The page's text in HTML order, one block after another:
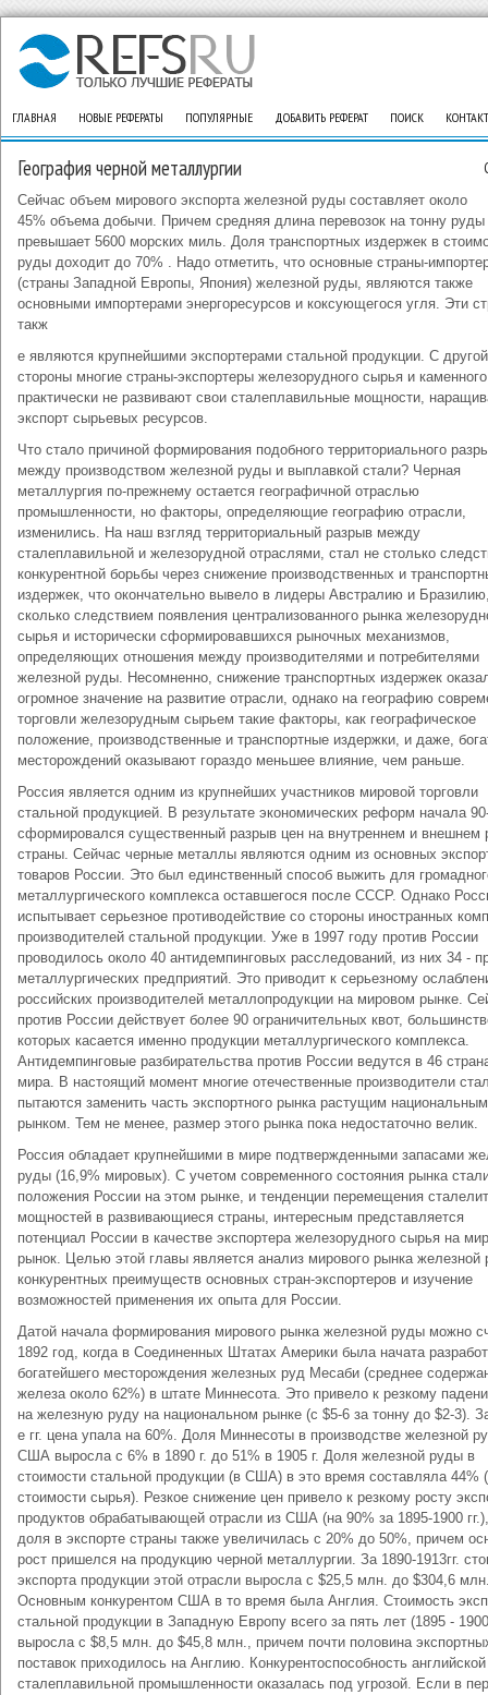
ГЛАВНАЯ НОВЫЕ РЕФЕРАТЫ ПОПУЛЯРНЫЕ ДОБАВИТЬ РЕФЕРАТ ПОИСК
География черной металлургии
Сейчас объем мирового экспорта железной руды составляет около
45% объема добычи. Причем средняя длина перевозок на тонну руды
превышает 5600 морских миль. Доля транспортных издержек в
руды доходит до 70% . Надо отметить, что основные страны-
(страны Западной Европы, Япония) железной руды, являются также
основными импортерами энергоресурсов и коксующегося угля. Эти
такж
е являются крупнейшими экспортерами стальной продукции. С другой
стороны многие страны-экспортеры железорудного сырья и
практически не развивают свои сталеплавильные мощности,
экспорт сырьевых ресурсов.
Что стало причиной формирования подобного территориального
между производством железной руды и выплавкой стали? Черная
металлургия по-прежнему остается географичной отраслью
промышленности, но факторы, определяющие географию отрасли,
изменились. На наш взгляд территориальный разрыв между
сталеплавильной и железорудной отраслями, стал не столько
конкурентной борьбы через снижение производственных и
издержек, что окончательно вывело в лидеры Австралию и
сколько следствием появления централизованного рынка
сырья и исторически сформировавшихся рыночных механизмов,
определяющих отношения между производителями и потребителями
железной руды. Несомненно, снижение транспортных издержек
огромное значение на развитие отрасли, однако на географию
торговли железорудным сырьем такие факторы, как географическое
положение, производственные и транспортные издержки, и даже,
месторождений оказывают гораздо меньшее влияние, чем раньше.
Россия является одним из крупнейших участников мировой торговли
стальной продукцией. В результате экономических реформ начала
сформировался существенный разрыв цен на внутреннем и внешнем
страны. Сейчас черные металлы являются одним из основных
товаров России. Это был единственный способ выжить для
металлургического комплекса оставшегося после СССР. Однако
испытывает серьезное противодействие со стороны иностранных
производителей стальной продукции. Уже в 1997 году против России
проводилось около 40 антидемпинговых расследований, из них 34 -
металлургических предприятий. Это приводит к серьезному
российских производителей металлопродукции на мировом рынке.
против России действует более 90 ограничительных квот,
которых касается именно продукции металлургического комплекса.
Антидемпинговые разбирательства против России ведутся в 46
мира. В настоящий момент многие отечественные производители
пытаются заменить часть экспортного рынка растущим национальным
рынком. Тем не менее, размер этого рынка пока недостаточно велик.
Россия обладает крупнейшими в мире подтвержденными запасами
руды (16,9% мировых). С учетом современного состояния рынка
положения России на этом рынке, и тенденции перемещения
мощностей в развивающиеся страны, интересным представляется
потенциал России в качестве экспортера железорудного сырья на
рынок. Целью этой главы является анализ мирового рынка железной
конкурентных преимуществ основных стран-экспортеров и изучение
возможностей применения их опыта для России.
Датой начала формирования мирового рынка железной руды можно
1892 год, когда в Соединенных Штатах Америки была начата
богатейшего месторождения железных руд Месаби (среднее
железа около 62%) в штате Миннесота. Это привело к резкому
на железную руду на национальном рынке (с $5-6 за тонну до $2-3).
е гг. цена упала на 60%. Доля Миннесоты в производстве железной
США выросла с 6% в 1890 г. до 51% в 1905 г. Доля железной руды в
стоимости стальной продукции (в США) в это время составляла 44%
стоимости сырья). Резкое снижение цен привело к резкому росту
продуктов обрабатывающей отрасли из США (на 90% за 1895-1900
доля в экспорте страны также увеличилась с 20% до 50%, причем
рост пришелся на продукцию черной металлургии. За 1890-1913гг.
экспорта продукции этой отрасли выросла с $25,5 млн. до $304,6
Основным конкурентом США в то время была Англия. Стоимость
стальной продукции в Западную Европу всего за пять лет (1895 - 1900
выросла с $8,5 млн. до $45,8 млн., причем почти половина
поставок приходилось на Англию. Конкурентоспособность английской
сталеплавильной промышленности оказалась под угрозой. Если в